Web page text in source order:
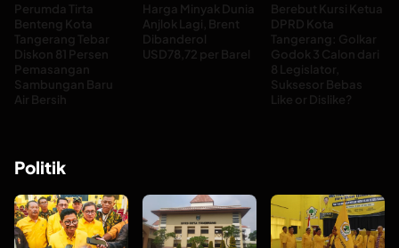
Perumda Tirta
Benteng Kota
Tangerang Tebar
Diskon 81 Persen
Pemasangan
Sambungan Baru
Air Bersih
Harga Minyak Dunia
Anjlok Lagi, Brent
Dibanderol
USD78,72 per Barel
Berebut Kursi Ketua
DPRD Kota
Tangerang: Golkar
Godok 3 Calon dari
8 Legislator,
Suksesor Bebas
Like or Dislike?
Politik